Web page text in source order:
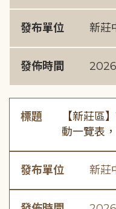
發布單位 新莊
發佈時間
標題
【新莊區
動一覽表
發布單位 新莊